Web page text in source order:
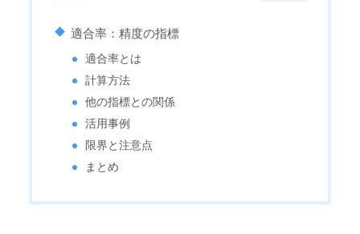
適合率：精度の指標
適合率とは
計算方法
他の指標との関係
活用事例
限界と注意点
まとめ